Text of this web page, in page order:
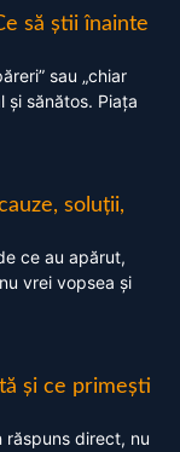
să știi înainte
sau „chiar
și sănătos. Piața
soluții,
ce au apărut,
vrei vopsea și
și ce primești
răspuns direct, nu